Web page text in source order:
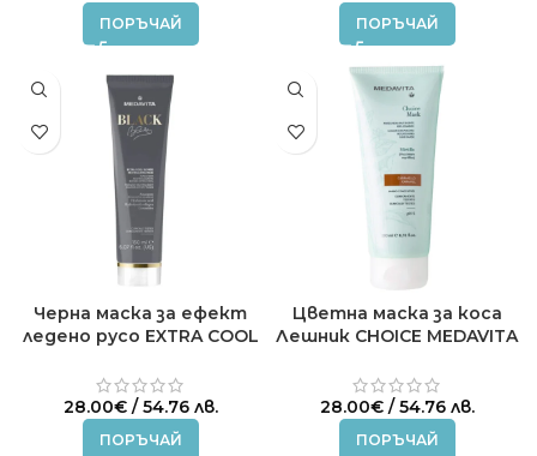
ПОРЪЧАЙ ПОРЪЧАЙ
Черна маска за ефект
ледено русо EXTRA COOL
28.00€/ 54.76 лв.
ПОРЪЧАЙ
Цветна маска за коса
Лешник CHOICE MEDAVITA
28.00€/ 54.76 лв.
ПОРЪЧАЙ